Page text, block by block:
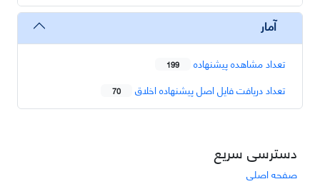
آمار
تعداد مشاهده پیشنهاده 199
تعداد دریافت فایل اصل پیشنهاده اخلاق 70
دسترسی سریع
صفحه اصلی